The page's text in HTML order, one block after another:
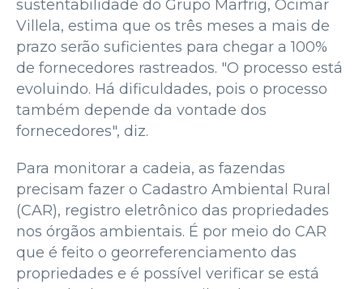
sustentabilidade do Grupo Marfrig, Ocimar
Villela, estima que os três meses a mais de
prazo serão suficientes para chegar a 100%
de fornecedores rastreados. "O processo está
evoluindo. Há dificuldades, pois o processo
também depende da vontade dos
fornecedores", diz.
Para monitorar a cadeia, as fazendas
precisam fazer o Cadastro Ambiental Rural
(CAR), registro eletrônico das propriedades
nos órgãos ambientais. É por meio do CAR
que é feito o georreferenciamento das
propriedades e é possível verificar se está